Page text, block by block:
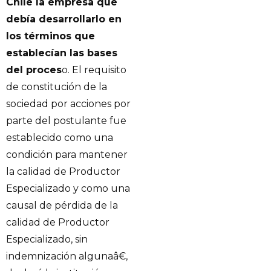
debía desarrollarlo en
los términos que
establecían las bases
del proceso. El requisito
de constitución de la
sociedad por acciones por
parte del postulante fue
establecido como una
condición para mantener
la calidad de Productor
Especializado y como una
causal de pérdida de la
calidad de Productor
Especializado, sin
indemnización algunaâ€,